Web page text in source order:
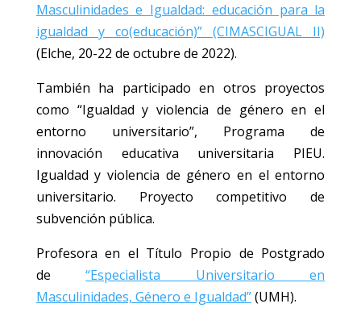
Masculinidades e Igualdad: educación para la
igualdad y co(educación)” (CIMASCIGUAL II)
(Elche, 20-22 de octubre de 2022).
También ha participado en otros proyectos
como “Igualdad y violencia de género en el
entorno universitario”, Programa de
innovación educativa universitaria PIEU.
Igualdad y violencia de género en el entorno
universitario. Proyecto competitivo de
subvención pública.
Profesora en el Título Propio de Postgrado
de“Especialista Universitario en
Masculinidades, Género e Igualdad”(UMH).